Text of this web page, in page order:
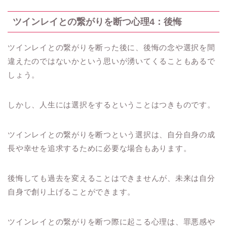
ツインレイとの繋がりを断つ心理4：後悔
ツインレイとの繋がりを断った後に、後悔の念や選択を間
違えたのではないかという思いが湧いてくることもあるで
しょう。
しかし、人生には選択をするということはつきものです。
ツインレイとの繋がりを断つという選択は、自分自身の成
長や幸せを追求するために必要な場合もあります。
後悔しても過去を変えることはできませんが、未来は自分
自身で創り上げることができます。
ツインレイとの繋がりを断つ際に起こる心理は、罪悪感や